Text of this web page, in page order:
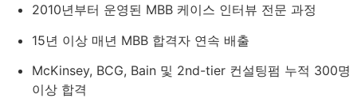
2010년부터 운영된 MBB 케이스 인터뷰 전문 과정
15년 이상 매년 MBB 합격자 연속 배출
McKinsey, BCG, Bain 및 2nd-tier 컨설팅펌 누적 300명
이상 합격